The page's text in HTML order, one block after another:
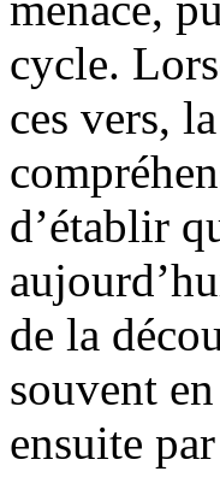
cycle.
ces vers,
d’établir
de la
souvent
ensuite